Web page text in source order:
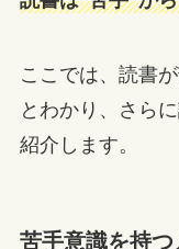
ここでは、読書
とわかり、さら
紹介します。
苦手意識を持